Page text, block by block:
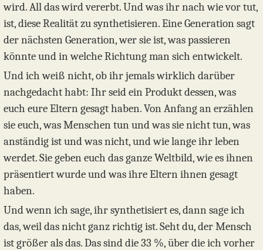
wird. All das wird vererbt. Und was ihr nach wie vor tut,
ist, diese Realität zu synthetisieren. Eine Generation sagt
der nächsten Generation, wer sie ist, was passieren
könnte und in welche Richtung man sich entwickelt.
Und ich weiß nicht, ob ihr jemals wirklich darüber
nachgedacht habt: Ihr seid ein Produkt dessen, was
euch eure Eltern gesagt haben. Von Anfang an erzählen
sie euch, was Menschen tun und was sie nicht tun, was
anständig ist und was nicht, und wie lange ihr leben
werdet. Sie geben euch das ganze Weltbild, wie es ihnen
präsentiert wurde und was ihre Eltern ihnen gesagt
haben.
Und wenn ich sage, ihr synthetisiert es, dann sage ich
das, weil das nicht ganz richtig ist. Seht du, der Mensch
ist größer als das. Das sind die 33 %, über die ich vorher